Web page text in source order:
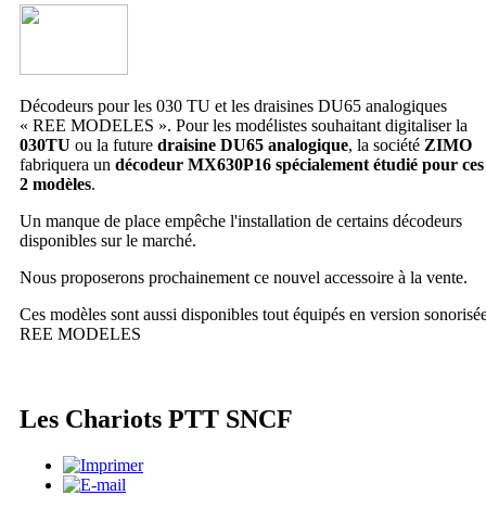
Décodeurs pour les 030 TU et les draisines DU65 analogiques
« REE MODELES ». Pour les modélistes souhaitant digitaliser la
030TU ou la future draisine DU65 analogique, la société ZIMO
fabriquera un décodeur MX630P16 spécialement étudié pour ces
2 modèles.
Un manque de place empêche l'installation de certains décodeurs
disponibles sur le marché.
Nous proposerons prochainement ce nouvel accessoire à la vente.
Ces modèles sont aussi disponibles tout équipés en version
REE MODELES
Les Chariots PTT SNCF